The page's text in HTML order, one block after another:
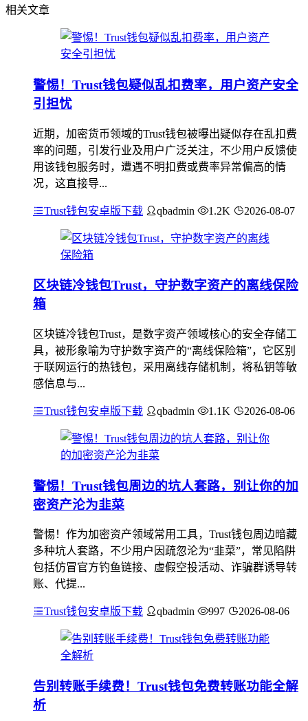
相关文章
警惕！Trust钱包疑似乱扣费率，用户资产安全
引担忧
近期，加密货币领域的Trust钱包被曝出疑似存在乱扣费
率的问题，引发行业及用户广泛关注，不少用户反馈使
用该钱包服务时，遭遇不明扣费或费率异常偏高的情
况，这直接导...
Trust钱包安卓版下载 qbadmin 1.2K 2026-08-07
区块链冷钱包Trust，守护数字资产的离线保险
箱
区块链冷钱包Trust，是数字资产领域核心的安全存储工
具，被形象喻为守护数字资产的“离线保险箱”，它区别
于联网运行的热钱包，采用离线存储机制，将私钥等敏
感信息与...
Trust钱包安卓版下载 qbadmin 1.1K 2026-08-06
警惕！Trust钱包周边的坑人套路，别让你的加
密资产沦为韭菜
警惕！作为加密资产领域常用工具，Trust钱包周边暗藏
多种坑人套路，不少用户因疏忽沦为“韭菜”，常见陷阱
包括仿冒官方钓鱼链接、虚假空投活动、诈骗群诱导转
账、代提...
Trust钱包安卓版下载 qbadmin 997 2026-08-06
告别转账手续费！Trust钱包免费转账功能全解
析